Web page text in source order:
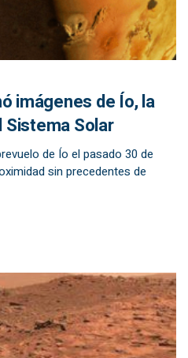
imágenes de Ío, la
Sistema Solar
de Ío el pasado 30 de
sin precedentes de